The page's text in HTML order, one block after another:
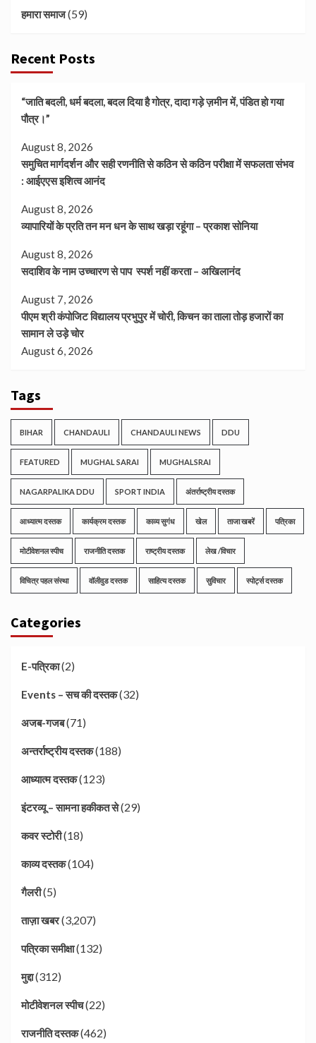
हमारा समाज(59)
Recent Posts
“जाति बदली, धर्म बदला, बदल दिया है गोत्र, दादा गड़े ज़मीन में, पंडित हो गया
पौत्र।”
August 8, 2026
समुचित मार्गदर्शन और सही रणनीति से कठिन से कठिन परीक्षा में सफलता संभव
: आईएएस इशित्व आनंद
August 8, 2026
व्यापारियों के प्रति तन मन धन के साथ खड़ा रहूंगा – प्रकाश सोनिया
August 8, 2026
सदाशिव के नाम उच्चारण से पाप स्पर्श नहीं करता – अखिलानंद
August 7, 2026
पीएम श्री कंपोजिट विद्यालय प्रभुपुर में चोरी, किचन का ताला तोड़ हजारों का
सामान ले उड़े चोर
August 6, 2026
Tags
BIHAR CHANDAULI CHANDAULI NEWS DDU
FEATURED MUGHAL SARAI MUGHALSRAI
NAGARPALIKA DDU SPORT INDIA अंतर्राष्ट्रीय दस्तक
आध्यात्म दस्तक कार्यक्रम दस्तक काव्य सुगंध खेल ताजा खबरें पत्रिका
मोटीवेशनल स्पीच राजनीति दस्तक राष्ट्रीय दस्तक लेख /विचार
विचित्र पहल संस्था वॉलीवुड दस्तक साहित्य दस्तक सुविचार स्पोर्ट्स दस्तक
Categories
E-पत्रिका(2)
Events – सच की दस्तक(32)
अजब-गजब(71)
अन्तर्राष्ट्रीय दस्तक(188)
आध्यात्म दस्तक(123)
इंटरव्यू – सामना हकीकत से(29)
कवर स्टोरी(18)
काव्य दस्तक(104)
गैलरी(5)
ताज़ा खबर(3,207)
पत्रिका समीक्षा(132)
मुद्दा(312)
मोटीवेशनल स्पीच(22)
राजनीति दस्तक(462)